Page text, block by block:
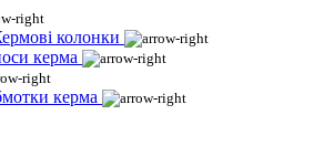
колонки
керма
керма